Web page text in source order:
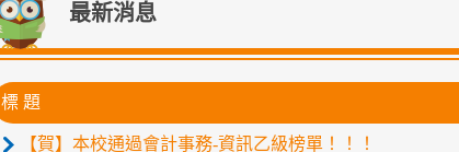
最新消息
標 題
【賀】本校通過會計事務-資訊乙級榜單！！！